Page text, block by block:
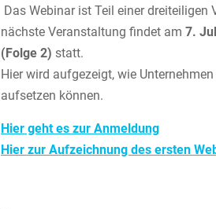
Das Webinar ist Teil einer
nächste Veranstaltung findet am 7.
(Folge 2) statt.
Hier wird aufgezeigt, wie
aufsetzen können.
Hier geht es zur Anmeldung
Hier zur Aufzeichnung des ersten